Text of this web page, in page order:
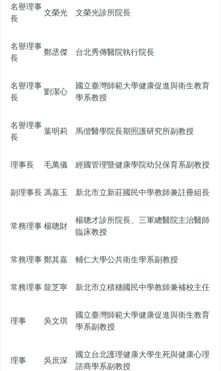
名譽理事
長
文榮光 文榮光診所院長
名譽理事
長
鄭丞傑 台北秀傳醫院執行院長
名譽理事
長
劉潔心
國立臺灣師範大學健康促進與衛生教育
學系教授
名譽理事
長
葉明莉 馬偕醫學院長期照護研究所副教授
理事長 毛萬儀 經國管理暨健康學院幼兒保育系副教授
副理事長 馮嘉玉 新北市立新莊國民中學教師兼註冊組長
常務理事 楊聰財
楊聰才診所院長、三軍總醫院主治醫師
臨床教授
常務理事 鄭其嘉 輔仁大學公共衛生學系副教授
常務理事 龍芝寧 新北市立積穗國民中學教師兼補校主任
理事 吳文琪
國立臺灣師範大學健康促進與衛生教育
學系副教授
理事 吳庶深
國立台北護理健康大學生死與健康心理
諮商學系副教授